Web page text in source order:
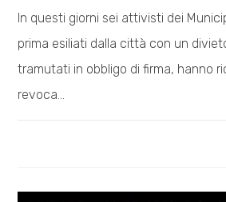
In questi giorni sei attivisti dei
prima esiliati dalla città con un
tramutati in obbligo di firma, hanno
revoca…
UNA